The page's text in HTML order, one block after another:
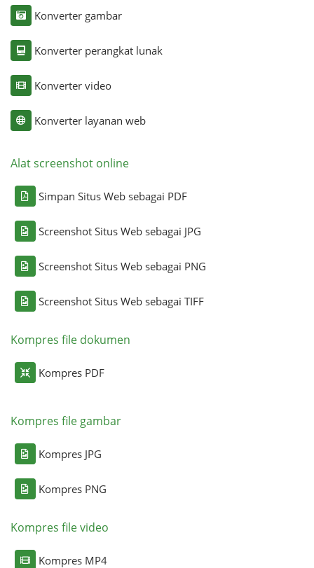
Konverter gambar
Konverter perangkat lunak
Konverter video
Konverter layanan web
Alat screenshot online
Simpan Situs Web sebagai PDF
Screenshot Situs Web sebagai JPG
Screenshot Situs Web sebagai PNG
Screenshot Situs Web sebagai TIFF
Kompres file dokumen
Kompres PDF
Kompres file gambar
Kompres JPG
Kompres PNG
Kompres file video
Kompres MP4